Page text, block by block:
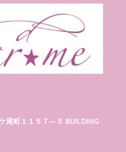
尾町１１５７―５ BUILDING